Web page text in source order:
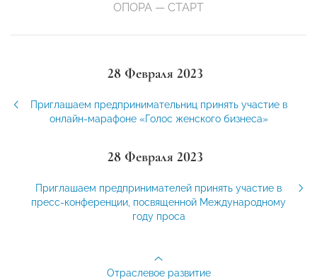
ОПОРА — СТАРТ
28 Февраля 2023
Приглашаем предпринимательниц принять участие в
онлайн-марафоне «Голос женского бизнеса»
28 Февраля 2023
Приглашаем предпринимателей принять участие в
пресс-конференции, посвященной Международному
году проса
Отраслевое развитие